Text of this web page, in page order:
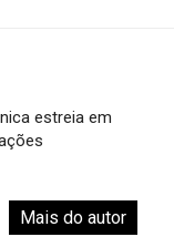
estreia em
Mais do autor